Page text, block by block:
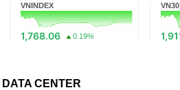
VNINDEX
1,768.06 0.19%
VN30
DATA CENTER